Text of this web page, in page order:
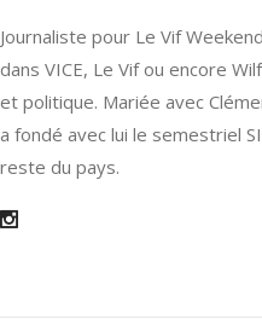
Journaliste pour Le Vif
dans VICE, Le Vif ou encore
et politique. Mariée avec
a fondé avec lui le semestriel
reste du pays.